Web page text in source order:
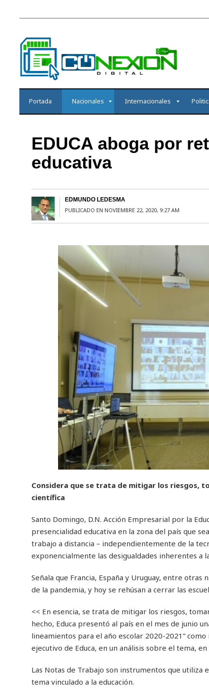
Portada Nacionales Internacionales
EDUCA aboga por
educativa
EDMUNDO LEDESMA
PUBLICADO EN NOVIEMBRE 22, 2020, 9:27 AM
Considera que se trata de mitigar los riesgos,
científica
Santo Domingo, D.N. Acción Empresarial por la
presencialidad educativa en la zona del país que
trabajo a distancia – independientemente de la
exponencialmente las desigualdades inherentes a
Señala que Francia, España y Uruguay, entre
de la pandemia, y hoy se rehúsan a cerrar las
<< En esencia, se trata de mitigar los riesgos,
hecho, Educa presentó al país en el mes de junio
lineamientos para el año escolar 2020-2021”
ejecutivo de Educa, en un análisis sobre el tema,
Las Notas de Trabajo son instrumentos que
tema vinculado a la educación.